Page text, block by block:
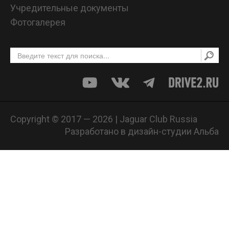
Учредительные документы
Фотогалерея
Copyright © 2017 — 2026 | Jaguar Club Russia
Разработано в дизайн-студии Альба